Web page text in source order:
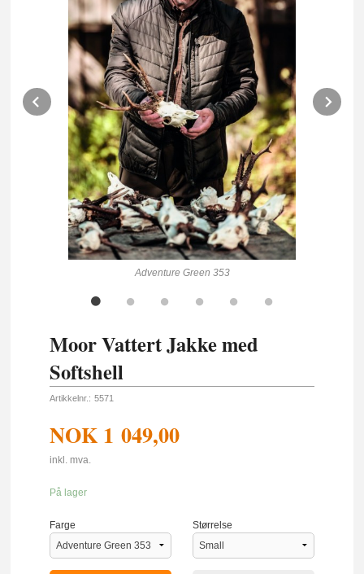
Adventure Green 353
Prev
Moor Vattert Jakke med
Softshell
Artikkelnr.: 5571
NOK 1 049,00
inkl. mva.
På lager
Farge Størrelse